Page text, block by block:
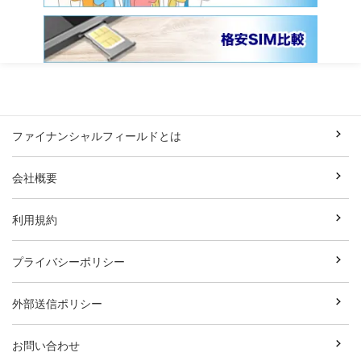
ファイナンシャルフィールドとは
会社概要
利用規約
プライバシーポリシー
外部送信ポリシー
お問い合わせ